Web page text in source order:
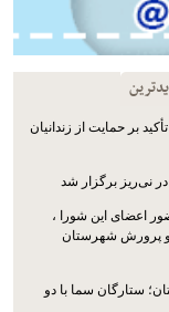
بر حمایت از زندانیان
نی‌ریز برگزار شد
اعضای این شورا ،
و پرورش شهرستان
ستارگان سما با دو